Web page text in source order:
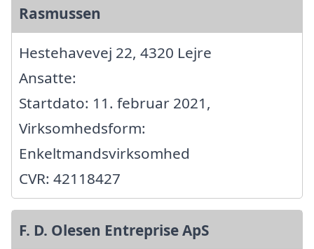
Rasmussen
Hestehavevej 22, 4320 Lejre
Ansatte:
Startdato: 11. februar 2021,
Virksomhedsform:
Enkeltmandsvirksomhed
CVR: 42118427
F. D. Olesen Entreprise ApS